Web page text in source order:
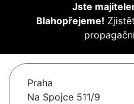
Jste
Blahopřejeme!
Praha
Na Spojce 511/9